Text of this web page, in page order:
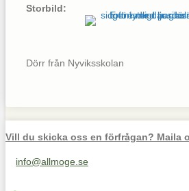
Storbild:
Dörr från Nyviksskolan
Vill du skicka oss en förfrågan? Maila
Maila oss på info@allmoge.se
info@allmoge.se